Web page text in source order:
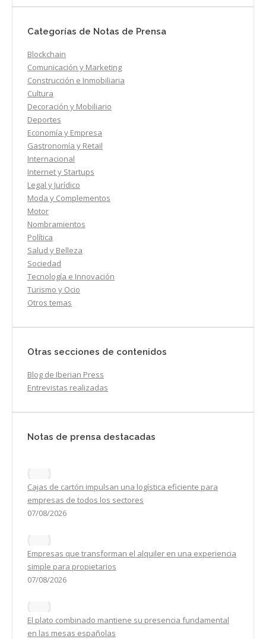
Categorías de Notas de Prensa
Blockchain
Comunicación y Marketing
Construcción e Inmobiliaria
Cultura
Decoración y Mobiliario
Deportes
Economía y Empresa
Gastronomía y Retail
Internacional
Internet y Startups
Legal y Jurídico
Moda y Complementos
Motor
Nombramientos
Política
Salud y Belleza
Sociedad
Tecnología e Innovación
Turismo y Ocio
Otros temas
Otras secciones de contenidos
Blog de Iberian Press
Entrevistas realizadas
Notas de prensa destacadas
Cajas de cartón impulsan una logística eficiente para
empresas de todos los sectores
07/08/2026
Empresas que transforman el alquiler en una experiencia
simple para propietarios
07/08/2026
El plato combinado mantiene su presencia fundamental
en las mesas españolas